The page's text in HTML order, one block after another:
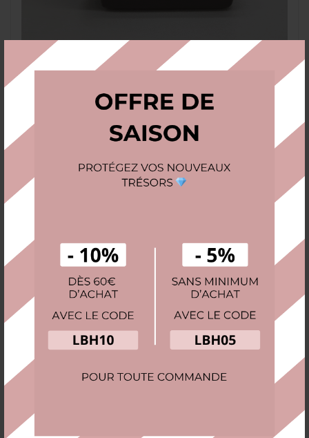
Appréciez ce coffret sous tous les
Discret et élégant, il met vos bijoux en valeur
dès l’ouverture tout en restant ultra-pratique au
quotidien. Solide, facile à entretenir, il trouve
sa place sur la coiffeuse comme dans la valise
Informations Complémentaires
Avis (5)
Expédition & Livraison